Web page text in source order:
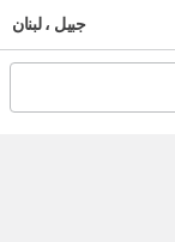
جبيل ، لبنان